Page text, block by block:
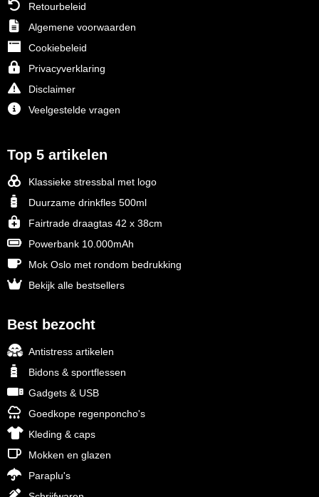
Retourbeleid
Algemene voorwaarden
Cookiebeleid
Privacyverklaring
Disclaimer
Veelgestelde vragen
Top 5 artikelen
Klassieke stressbal met logo
Duurzame drinkfles 500ml
Fairtrade draagtas 42 x 38cm
Powerbank 10.000mAh
Mok Oslo met rondom bedrukking
Bekijk alle bestsellers
Best bezocht
Antistress artikelen
Bidons & sportflessen
Gadgets & USB
Goedkope regenponcho's
Kleding & caps
Mokken en glazen
Paraplu's